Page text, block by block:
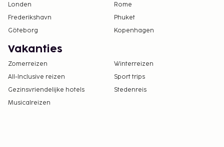
Londen
Rome
Frederikshavn
Phuket
Göteborg
Kopenhagen
Vakanties
Zomerreizen
Winterreizen
All-Inclusive reizen
Sport trips
Gezinsvriendelijke hotels
Stedenreis
Musicalreizen